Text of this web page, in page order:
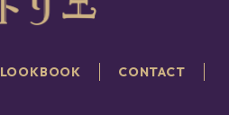
LOOKBOOK CONTACT